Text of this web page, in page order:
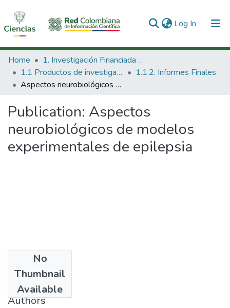
Log In (current)
Communities & Collections
All of DSpace
Home
1. Investigación Financiada con Recursos Públicos
1.1 Productos de investigación
1.1.2. Informes Finales
Aspectos neurobiológicos de modelos experimentales de epilepsia
Publication: Aspectos
neurobiológicos de modelos
experimentales de epilepsia
No
Thumbnail
Available
1989
Authors